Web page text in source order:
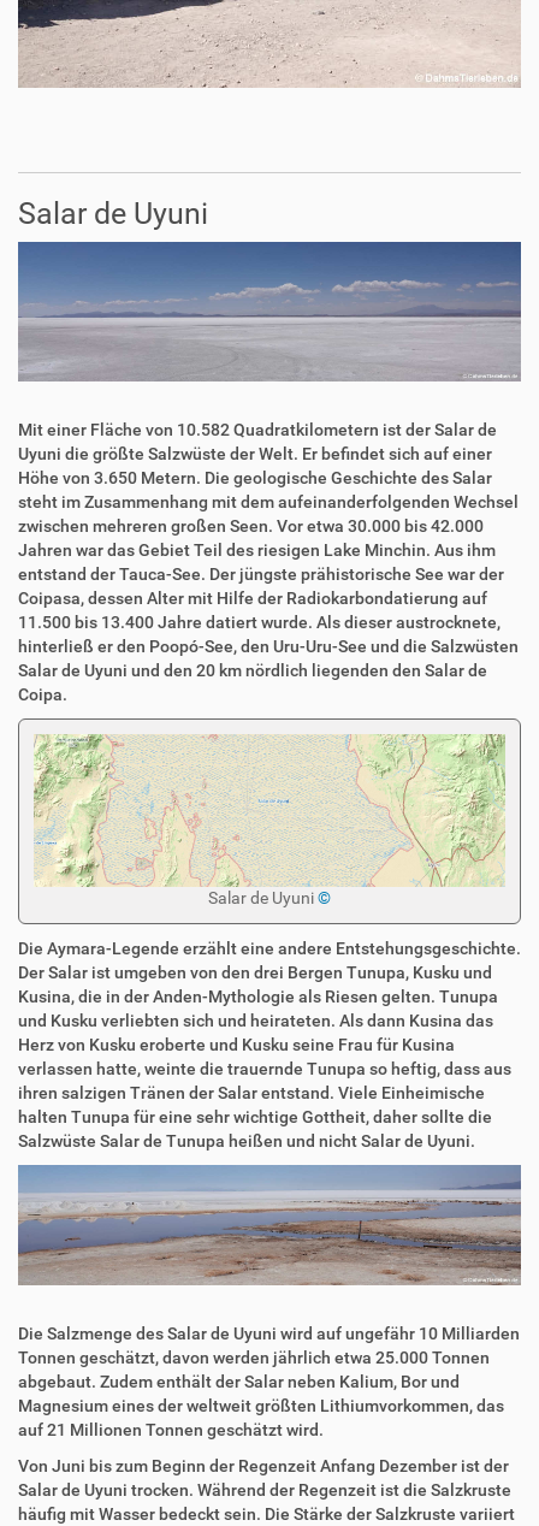
Salar de Uyuni
Mit einer Fläche von 10.582 Quadratkilometern ist der Salar de
Uyuni die größte Salzwüste der Welt. Er befindet sich auf einer
Höhe von 3.650 Metern. Die geologische Geschichte des Salar
steht im Zusammenhang mit dem aufeinanderfolgenden Wechsel
zwischen mehreren großen Seen. Vor etwa 30.000 bis 42.000
Jahren war das Gebiet Teil des riesigen Lake Minchin. Aus ihm
entstand der Tauca-See. Der jüngste prähistorische See war der
Coipasa, dessen Alter mit Hilfe der Radiokarbondatierung auf
11.500 bis 13.400 Jahre datiert wurde. Als dieser austrocknete,
hinterließ er den Poopó-See, den Uru-Uru-See und die Salzwüsten
Salar de Uyuni und den 20 km nördlich liegenden den Salar de
Coipa.
Salar de Uyuni©
Die Aymara-Legende erzählt eine andere Entstehungsgeschichte.
Der Salar ist umgeben von den drei Bergen Tunupa, Kusku und
Kusina, die in der Anden-Mythologie als Riesen gelten. Tunupa
und Kusku verliebten sich und heirateten. Als dann Kusina das
Herz von Kusku eroberte und Kusku seine Frau für Kusina
verlassen hatte, weinte die trauernde Tunupa so heftig, dass aus
ihren salzigen Tränen der Salar entstand. Viele Einheimische
halten Tunupa für eine sehr wichtige Gottheit, daher sollte die
Salzwüste Salar de Tunupa heißen und nicht Salar de Uyuni.
Die Salzmenge des Salar de Uyuni wird auf ungefähr 10 Milliarden
Tonnen geschätzt, davon werden jährlich etwa 25.000 Tonnen
abgebaut. Zudem enthält der Salar neben Kalium, Bor und
Magnesium eines der weltweit größten Lithiumvorkommen, das
auf 21 Millionen Tonnen geschätzt wird.
Von Juni bis zum Beginn der Regenzeit Anfang Dezember ist der
Salar de Uyuni trocken. Während der Regenzeit ist die Salzkruste
häufig mit Wasser bedeckt sein. Die Stärke der Salzkruste variiert